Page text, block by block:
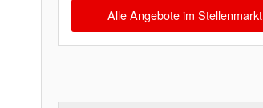
Alle Angebote im Stellenmarkt